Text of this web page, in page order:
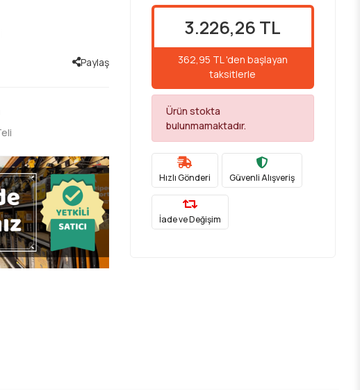
Paylaş
3.226,26 TL
362,95 TL 'den başlayan
taksitlerle
Ürün stokta
bulunmamaktadır.
Hızlı Gönderi Güvenli Alışveriş
İade ve Değişim